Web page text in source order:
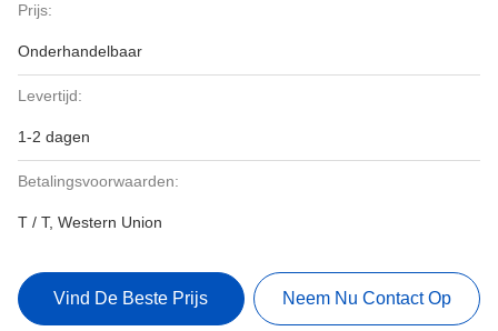
Prijs:
Onderhandelbaar
Levertijd:
1-2 dagen
Betalingsvoorwaarden:
T / T, Western Union
Vind De Beste Prijs Neem Nu Contact Op